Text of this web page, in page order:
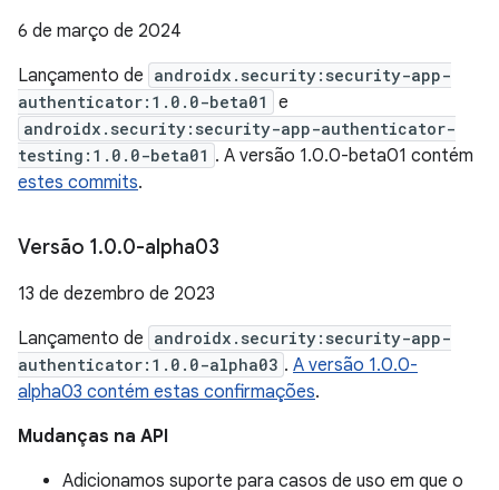
6 de março de 2024
Lançamento de androidx.security:security-app-
authenticator:1.0.0-beta01
e
androidx.security:security-app-authenticator-
testing:1.0.0-beta01 . A versão 1.0.0-beta01 contém
estes commits.
Versão 1.0.0-alpha03
13 de dezembro de 2023
Lançamento de androidx.security:security-app-
authenticator:1.0.0-alpha03 . A versão 1.0.0-
alpha03 contém estas confirmações.
Mudanças na API
Adicionamos suporte para casos de uso em que o